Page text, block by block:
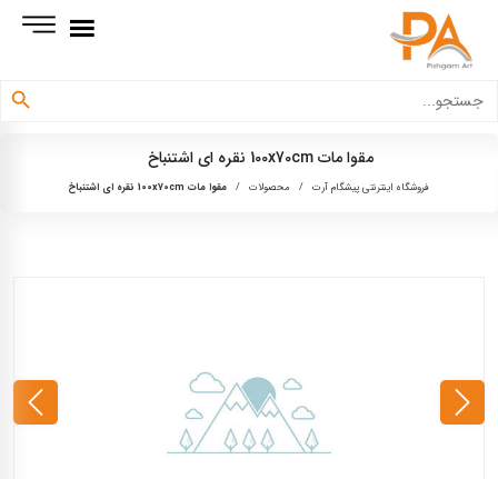
برای:
دکمه جستجو
مقوا مات 100x70cm نقره ای اشتنباخ
فروشگاه اینترنتی پیشگام آرت / محصولات / مقوا مات 100x70cm نقره ای اشتنباخ